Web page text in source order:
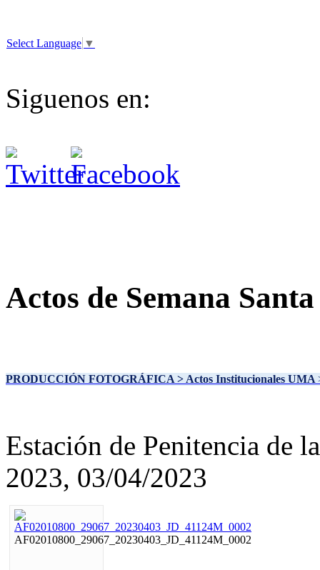
Select Language ▼
Siguenos en:
Actos de Semana Santa
PRODUCCIÓN FOTOGRÁFICA > Actos Institucionales UMA
Estación de Penitencia de
2023, 03/04/2023
AF02010800_29067_20230403_JD_41124M_0002